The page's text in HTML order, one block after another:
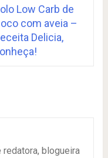
Low Carb de
com aveia –
Delicia,
redatora, blogueira